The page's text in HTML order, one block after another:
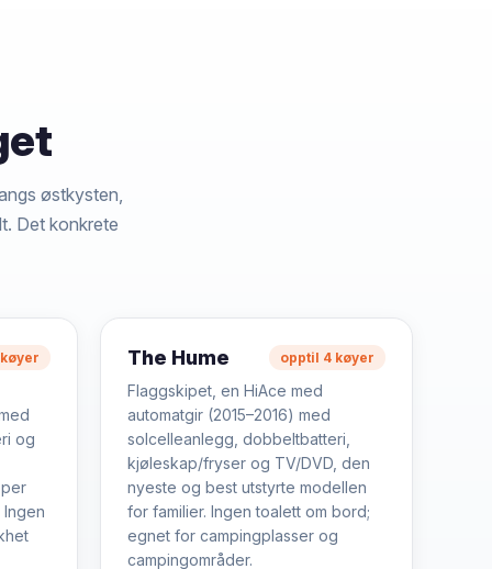
østkysten,
Det konkrete
og
Ingen
The Hume opptil 4 køyer
Flaggskipet, en HiAce med
automatgir (2015–2016) med
solcelleanlegg, dobbeltbatteri,
kjøleskap/fryser og TV/DVD, den
nyeste og best utstyrte modellen
for familier. Ingen toalett om bord;
egnet for campingplasser og
campingområder.